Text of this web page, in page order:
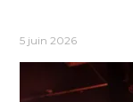
5 juin 2026